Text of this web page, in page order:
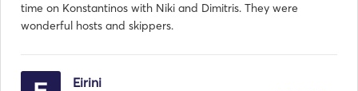
time on Konstantinos with Niki and Dimitris. They were
wonderful hosts and skippers.
Eirini